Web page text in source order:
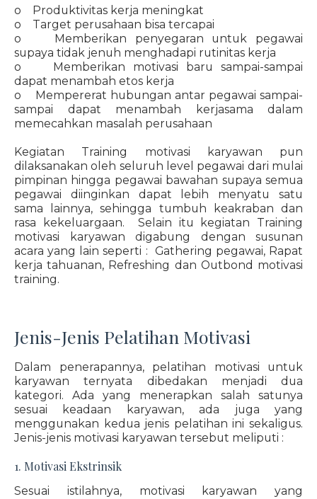
o Produktivitas kerja meningkat
o Target perusahaan bisa tercapai
o Memberikan penyegaran untuk pegawai
supaya tidak jenuh menghadapi rutinitas kerja
o Memberikan motivasi baru sampai-sampai
dapat menambah etos kerja
o Mempererat hubungan antar pegawai sampai-
sampai dapat menambah kerjasama dalam
memecahkan masalah perusahaan
Kegiatan Training motivasi karyawan pun
dilaksanakan oleh seluruh level pegawai dari mulai
pimpinan hingga pegawai bawahan supaya semua
pegawai diinginkan dapat lebih menyatu satu
sama lainnya, sehingga tumbuh keakraban dan
rasa kekeluargaan. Selain itu kegiatan Training
motivasi karyawan digabung dengan susunan
acara yang lain seperti : Gathering pegawai, Rapat
kerja tahuanan, Refreshing dan Outbond motivasi
training.
Jenis-Jenis Pelatihan Motivasi
Dalam penerapannya, pelatihan motivasi untuk
karyawan ternyata dibedakan menjadi dua
kategori. Ada yang menerapkan salah satunya
sesuai keadaan karyawan, ada juga yang
menggunakan kedua jenis pelatihan ini sekaligus.
Jenis-jenis motivasi karyawan tersebut meliputi :
1. Motivasi Ekstrinsik
Sesuai istilahnya, motivasi karyawan yang